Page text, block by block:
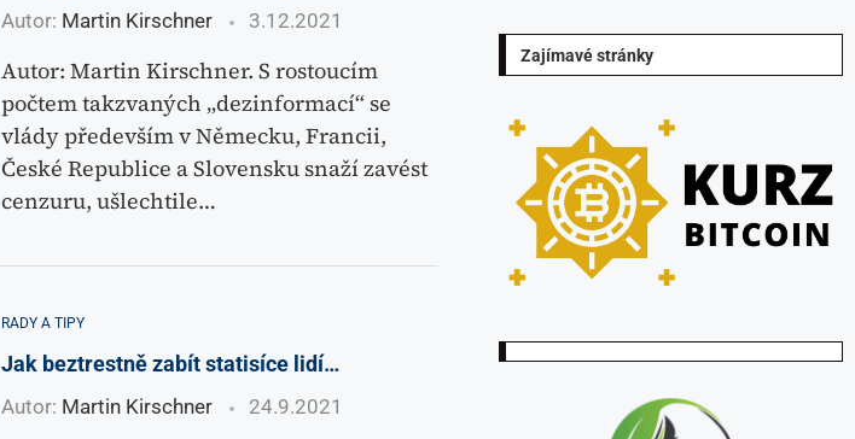
Autor: Martin Kirschner 3.12.2021
Autor: Martin Kirschner. S rostoucím
počtem takzvaných „dezinformací“ se
vlády především v Německu, Francii,
České Republice a Slovensku snaží zavést
cenzuru, ušlechtile…
RADY A TIPY
Jak beztrestně zabít statisíce lidí…
Autor: Martin Kirschner 24.9.2021
Zajímavé stránky